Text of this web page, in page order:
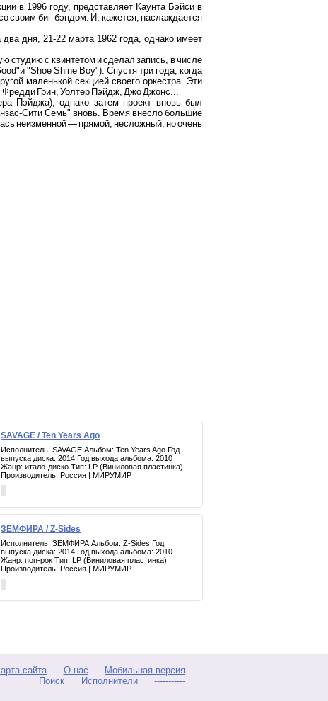
в 1996 году, представляет Каунта Бэйси в
своим биг-бэндом. И, кажется, наслаждается
дня, 21-22 марта 1962 года, однако имеет
студию с квинтетом и сделал запись, в числе
"Shoe Shine Boy"). Спустя три года, когда
маленькой секцией своего оркестра. Эти
Грин, Уолтер Пэйдж, Джо Джонс...
Пэйджа), однако затем проект вновь был
Сити Семь" вновь. Время внесло большие
неизменной — прямой, несложный, но очень
SAVAGE / Ten Years Ago
Исполнитель: SAVAGE Альбом: Ten Years Ago Год
выпуска диска: 2014 Год выхода альбома: 2010
Жанр: итало-диско Тип: LP (Виниловая пластинка)
Производитель: Россия | МИРУМИР
ЗЕМФИРА / Z-Sides
Исполнитель: ЗЕМФИРА Альбом: Z-Sides Год
выпуска диска: 2014 Год выхода альбома: 2010
Жанр: поп-рок Тип: LP (Виниловая пластинка)
Производитель: Россия | МИРУМИР
сайта О нас
Мобильная версия
Поиск
Исполнители -----------